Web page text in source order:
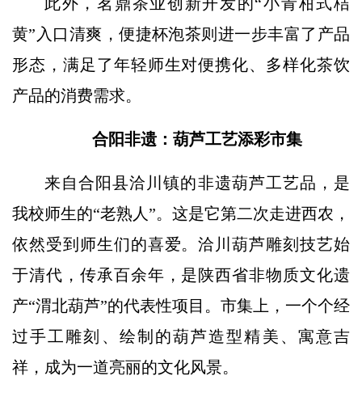
黄”入口清爽，便捷杯泡茶则进一步丰富了产品
形态，满足了年轻师生对便携化、多样化茶饮
产品的消费需求。
合阳非遗：葫芦工艺添彩市集
来自合阳县洽川镇的非遗葫芦工艺品，是
我校师生的“老熟人”。这是它第二次走进西农，
依然受到师生们的喜爱。洽川葫芦雕刻技艺始
于清代，传承百余年，是陕西省非物质文化遗
产“渭北葫芦”的代表性项目。市集上，一个个经
过手工雕刻、绘制的葫芦造型精美、寓意吉
祥，成为一道亮丽的文化风景。